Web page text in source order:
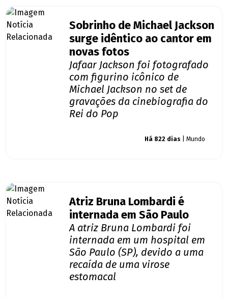
Sobrinho de Michael Jackson
surge idêntico ao cantor em
novas fotos
Jafaar Jackson foi fotografado
com figurino icônico de
Michael Jackson no set de
gravações da cinebiografia do
Rei do Pop
Há 822 dias | Mundo
Atriz Bruna Lombardi é
internada em São Paulo
A atriz Bruna Lombardi foi
internada em um hospital em
São Paulo (SP), devido a uma
recaída de uma virose
estomacal